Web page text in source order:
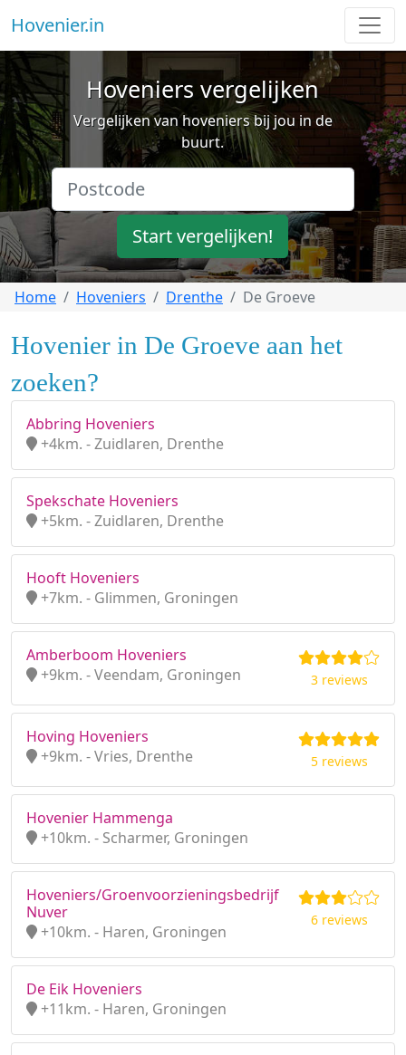
Hovenier.in
Hoveniers vergelijken
Vergelijken van hoveniers bij jou in de
buurt.
Start vergelijken!
Home Hoveniers Drenthe De Groeve
Hovenier in De Groeve aan het
zoeken?
Abbring Hoveniers
+4km. - Zuidlaren, Drenthe
Spekschate Hoveniers
+5km. - Zuidlaren, Drenthe
Hooft Hoveniers
+7km. - Glimmen, Groningen
Amberboom Hoveniers
+9km. - Veendam, Groningen
3 reviews
Hoving Hoveniers
+9km. - Vries, Drenthe
5 reviews
Hovenier Hammenga
+10km. - Scharmer, Groningen
Hoveniers/Groenvoorzieningsbedrijf
Nuver
+10km. - Haren, Groningen
6 reviews
De Eik Hoveniers
+11km. - Haren, Groningen